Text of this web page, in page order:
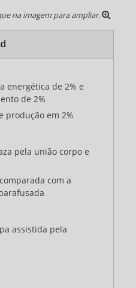
na imagem para ampliar.
energética de 2% e
de 2%
produção em 2%
pela união corpo e
com a
assistida pela